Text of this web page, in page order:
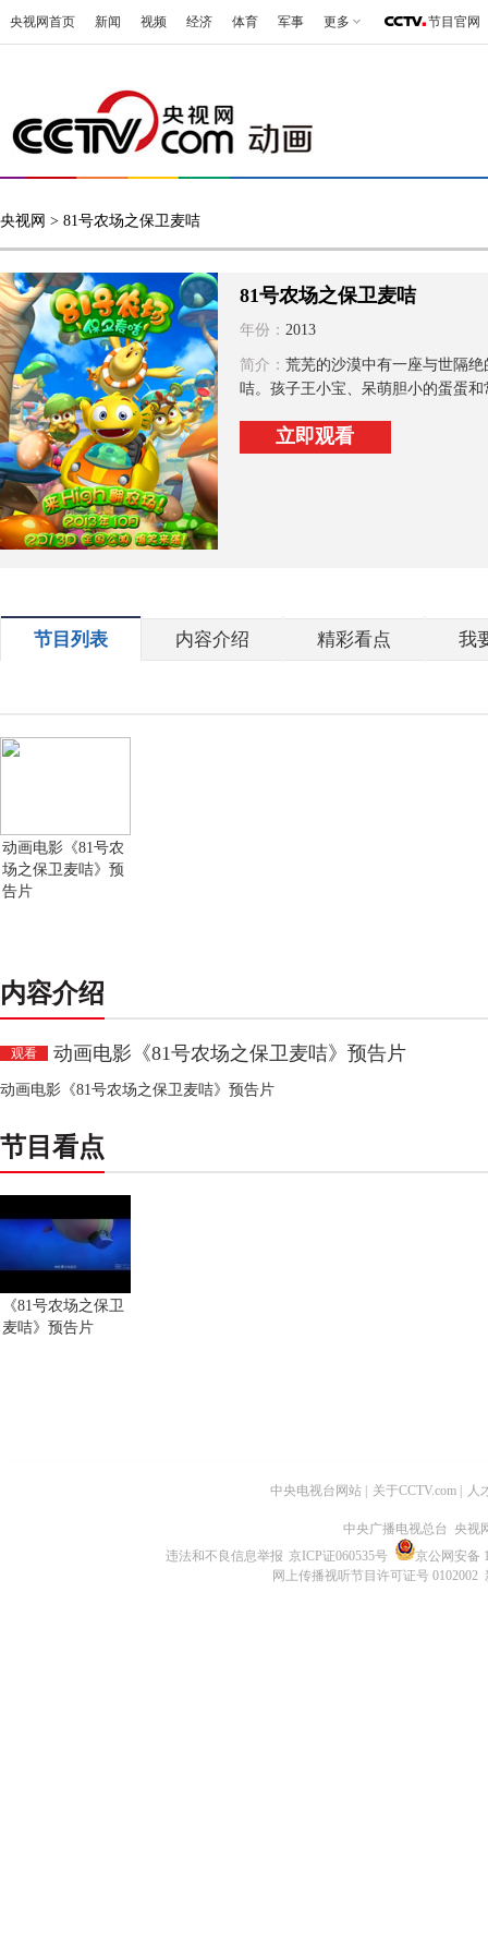
央视网首页 新闻 视频 经济 体育 军事 更多 节目官网
央视网 > 81号农场之保卫麦咭
81号农场之保卫麦咭
年份： 2013
简介： 荒芜的沙漠中有一座与世隔
咭。孩子王小宝、呆萌胆小的蛋蛋
立即观看
节目列表 内容介绍 精彩看点 我
动画电影《81号农
场之保卫麦咭》预
告片
内容介绍
观看 动画电影《81号农场之保卫麦咭》预告片
动画电影《81号农场之保卫麦咭》预告片
节目看点
《81号农场之保卫
麦咭》预告片
中央电视台网站 关于CCTV.com 人
中央广播电视总台 央视
违法和不良信息举报 京ICP证060535号
京公网安备
网上传播视听节目许可证号 0102002